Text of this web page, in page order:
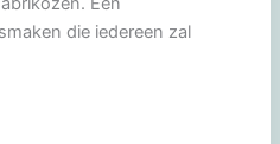
die iedereen zal